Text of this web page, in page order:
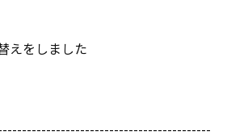
えをしました